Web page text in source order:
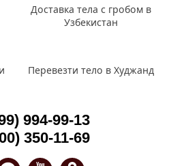
Доставка тела с гробом в
Узбекистан
Перевезти тело в Худжанд
994-99-13
350-11-69